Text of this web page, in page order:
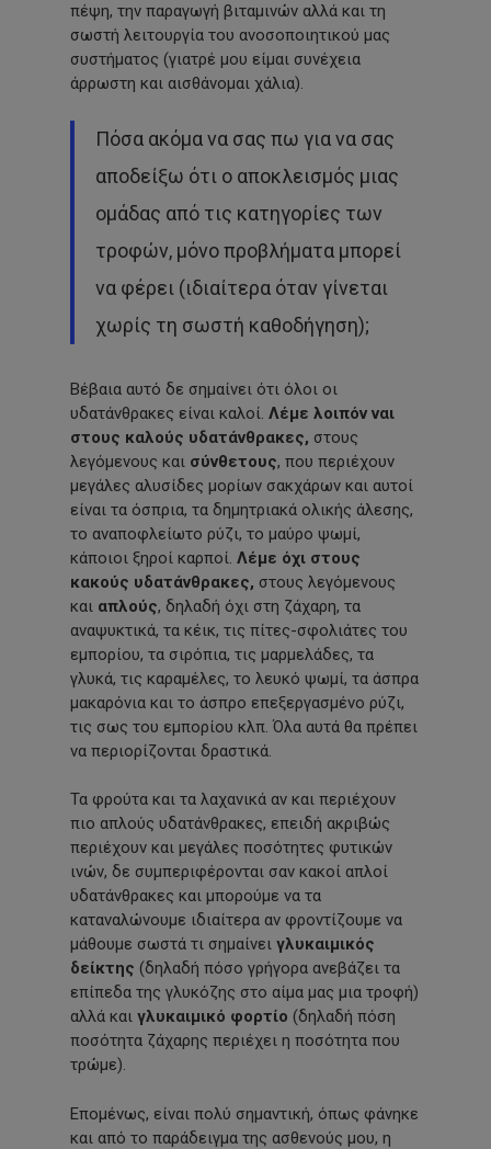
πέψη, την παραγωγή βιταμινών αλλά και τη
σωστή λειτουργία του ανοσοποιητικού μας
συστήματος (γιατρέ μου είμαι συνέχεια
άρρωστη και αισθάνομαι χάλια).
Πόσα ακόμα να σας πω για να σας
αποδείξω ότι ο αποκλεισμός μιας
ομάδας από τις κατηγορίες των
τροφών, μόνο προβλήματα μπορεί
να φέρει (ιδιαίτερα όταν γίνεται
χωρίς τη σωστή καθοδήγηση);
Βέβαια αυτό δε σημαίνει ότι όλοι οι
υδατάνθρακες είναι καλοί. Λέμε λοιπόν ναι
στους καλούς υδατάνθρακες, στους
λεγόμενους και σύνθετους, που περιέχουν
μεγάλες αλυσίδες μορίων σακχάρων και αυτοί
είναι τα όσπρια, τα δημητριακά ολικής άλεσης,
το αναποφλείωτο ρύζι, το μαύρο ψωμί,
κάποιοι ξηροί καρποί. Λέμε όχι στους
κακούς υδατάνθρακες, στους λεγόμενους
και απλούς, δηλαδή όχι στη ζάχαρη, τα
αναψυκτικά, τα κέικ, τις πίτες-σφολιάτες του
εμπορίου, τα σιρόπια, τις μαρμελάδες, τα
γλυκά, τις καραμέλες, το λευκό ψωμί, τα άσπρα
μακαρόνια και το άσπρο επεξεργασμένο ρύζι,
τις σως του εμπορίου κλπ. Όλα αυτά θα πρέπει
να περιορίζονται δραστικά.
Τα φρούτα και τα λαχανικά αν και περιέχουν
πιο απλούς υδατάνθρακες, επειδή ακριβώς
περιέχουν και μεγάλες ποσότητες φυτικών
ινών, δε συμπεριφέρονται σαν κακοί απλοί
υδατάνθρακες και μπορούμε να τα
καταναλώνουμε ιδιαίτερα αν φροντίζουμε να
μάθουμε σωστά τι σημαίνει γλυκαιμικός
δείκτης (δηλαδή πόσο γρήγορα ανεβάζει τα
επίπεδα της γλυκόζης στο αίμα μας μια τροφή)
αλλά και γλυκαιμικό φορτίο (δηλαδή πόση
ποσότητα ζάχαρης περιέχει η ποσότητα που
τρώμε).
Επομένως, είναι πολύ σημαντική, όπως φάνηκε
και από το παράδειγμα της ασθενούς μου, η